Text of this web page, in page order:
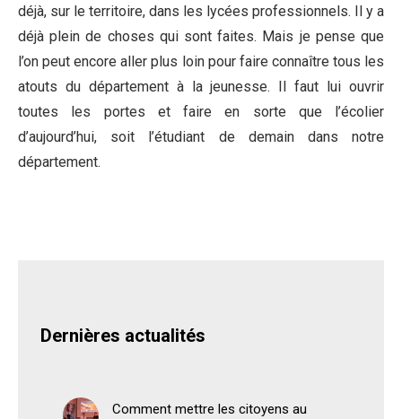
déjà, sur le territoire, dans les lycées professionnels. Il y a
déjà plein de choses qui sont faites. Mais je pense que
l’on peut encore aller plus loin pour faire connaître tous les
atouts du département à la jeunesse. Il faut lui ouvrir
toutes les portes et faire en sorte que l’écolier
d’aujourd’hui, soit l’étudiant de demain dans notre
département.
Dernières actualités
Comment mettre les citoyens au